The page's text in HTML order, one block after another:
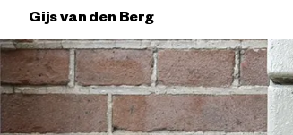
Gijs van den Berg